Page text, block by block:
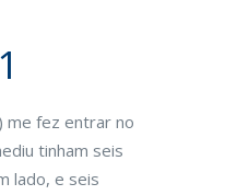
me fez entrar no
tinham seis
lado, e seis